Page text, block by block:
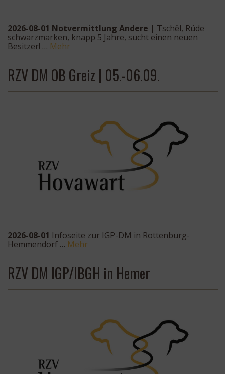
2026-08-01 Notvermittlung Andere | Tschêl, Rüde
schwarzmarken, knapp 5 Jahre, sucht einen neuen
Besitzer! … Mehr
RZV DM OB Greiz | 05.-06.09.
2026-08-01 Infoseite zur IGP-DM in Rottenburg-
Hemmendorf … Mehr
RZV DM IGP/IBGH in Hemer